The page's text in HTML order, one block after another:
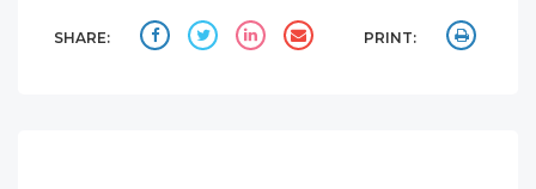
SHARE: PRINT: